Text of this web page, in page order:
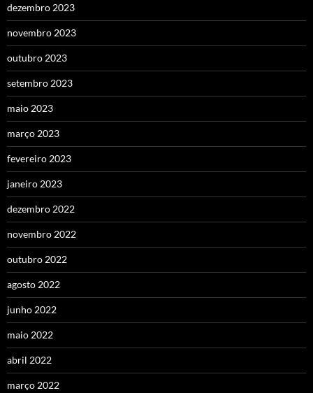
dezembro 2023
novembro 2023
outubro 2023
setembro 2023
maio 2023
março 2023
fevereiro 2023
janeiro 2023
dezembro 2022
novembro 2022
outubro 2022
agosto 2022
junho 2022
maio 2022
abril 2022
março 2022